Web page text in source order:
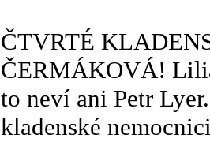
ČTVRTÉ
ČERMÁKOVÁ!
to neví ani Petr
kladenské